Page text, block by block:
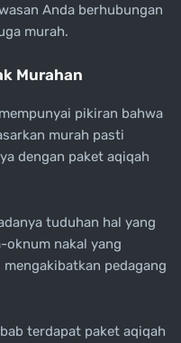
Anda berhubungan
murah.
Murahan
pikiran bahwa
murah pasti
dengan paket aqiqah
tuduhan hal yang
oknum nakal yang
pedagang
terdapat paket aqiqah